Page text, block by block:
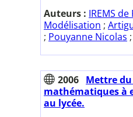
Auteurs : IREMS
Modélisation ;
; Pouyanne Nicolas ;
2006 Mettre
mathématiques à
au lycée.